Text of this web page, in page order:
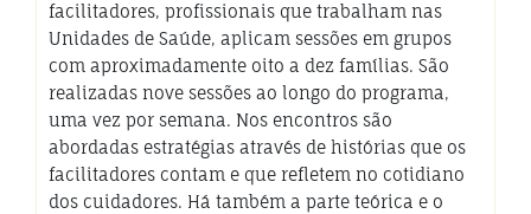
facilitadores, profissionais que trabalham nas
Unidades de Saúde, aplicam sessões em grupos
com aproximadamente oito a dez famílias. São
realizadas nove sessões ao longo do programa,
uma vez por semana. Nos encontros são
abordadas estratégias através de histórias que os
facilitadores contam e que refletem no cotidiano
dos cuidadores. Há também a parte teórica e o